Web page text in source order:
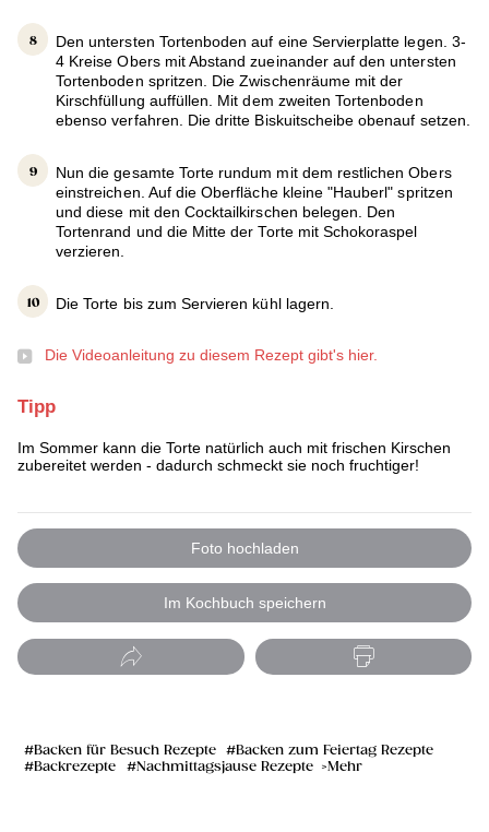
Den untersten Tortenboden auf eine Servierplatte legen. 3-
4 Kreise Obers mit Abstand zueinander auf den untersten
Tortenboden spritzen. Die Zwischenräume mit der
Kirschfüllung auffüllen. Mit dem zweiten Tortenboden
ebenso verfahren. Die dritte Biskuitscheibe obenauf setzen.
Nun die gesamte Torte rundum mit dem restlichen Obers
einstreichen. Auf die Oberfläche kleine "Hauberl" spritzen
und diese mit den Cocktailkirschen belegen. Den
Tortenrand und die Mitte der Torte mit Schokoraspel
verzieren.
Die Torte bis zum Servieren kühl lagern.
Die Videoanleitung zu diesem Rezept gibt's hier.
Tipp
Im Sommer kann die Torte natürlich auch mit frischen Kirschen
zubereitet werden - dadurch schmeckt sie noch fruchtiger!
Foto hochladen
Im Kochbuch speichern
Backen für Besuch Rezepte
Backen zum Feiertag Rezepte
Backrezepte
Nachmittagsjause Rezepte Mehr